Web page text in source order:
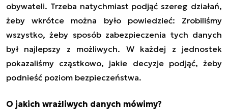
obywateli. Trzeba natychmiast podjąć szereg działań,
żeby wkrótce można było powiedzieć: Zrobiliśmy
wszystko, żeby sposób zabezpieczenia tych danych
był najlepszy z możliwych. W każdej z jednostek
pokazaliśmy cząstkowo, jakie decyzje podjąć, żeby
podnieść poziom bezpieczeństwa.
O jakich wrażliwych danych mówimy?